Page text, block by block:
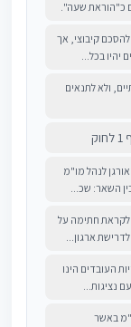
להסכם קיבוצי, אך
יהיו בכל...
ולא לתנאים
המאורגן לנהל מו"מ
השאר: שכ...
לקראת חתימה על
ארגון...
העובדים הינו
נציגות...
באשר